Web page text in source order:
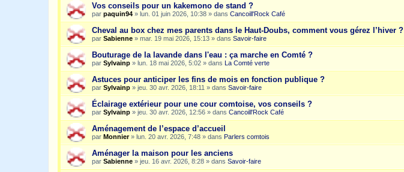
Vos conseils pour un kakemono de stand ?
par paquin94 » lun. 01 juin 2026, 10:38 » dans Cancoill'Rock Café
Cheval au box chez mes parents dans le Haut-Doubs, comment vous gérez l’hiver ?
par Sabienne » mar. 19 mai 2026, 15:13 » dans Savoir-faire
Bouturage de la lavande dans l'eau : ça marche en Comté ?
par Sylvainp » lun. 18 mai 2026, 5:02 » dans La Comté verte
Astuces pour anticiper les fins de mois en fonction publique ?
par Sylvainp » jeu. 30 avr. 2026, 18:11 » dans Savoir-faire
Éclairage extérieur pour une cour comtoise, vos conseils ?
par Sylvainp » jeu. 30 avr. 2026, 12:56 » dans Cancoill'Rock Café
Aménagement de l’espace d’accueil
par Monnier» lun. 20 avr. 2026, 7:48 » dans Parlers comtois
Aménager la maison pour les anciens
par Sabienne » jeu. 16 avr. 2026, 8:28 » dans Savoir-faire